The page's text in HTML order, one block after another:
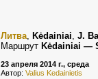
Литва, Kėdainiai, J.
Маршрут Kėdainiai —
23 апреля 2014 г., среда
Автор: Valius Kedainietis